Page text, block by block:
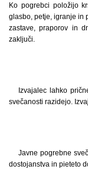
Ko pogrebci položijo
glasbo, petje, igranje in
zastave, praporov in
zaključi.
Izvajalec lahko
svečanosti razidejo.
Javne pogrebne
dostojanstva in pieteto